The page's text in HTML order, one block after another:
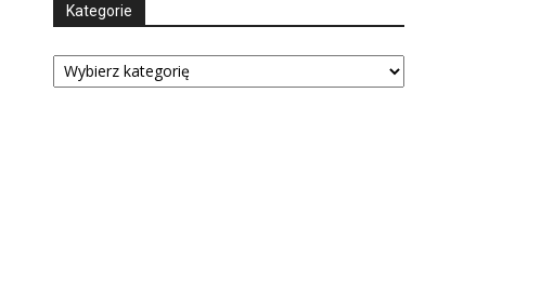
Kategorie
Kategorie